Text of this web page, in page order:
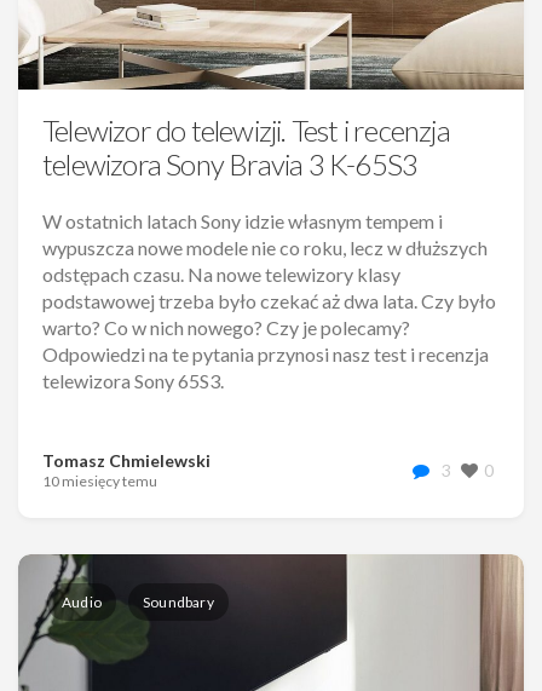
Telewizor do telewizji. Test i recenzja
telewizora Sony Bravia 3 K-65S3
W ostatnich latach Sony idzie własnym tempem i
wypuszcza nowe modele nie co roku, lecz w dłuższych
odstępach czasu. Na nowe telewizory klasy
podstawowej trzeba było czekać aż dwa lata. Czy było
warto? Co w nich nowego? Czy je polecamy?
Odpowiedzi na te pytania przynosi nasz test i recenzja
telewizora Sony 65S3.
Tomasz Chmielewski
10 miesięcy temu
3 0
Audio Soundbary